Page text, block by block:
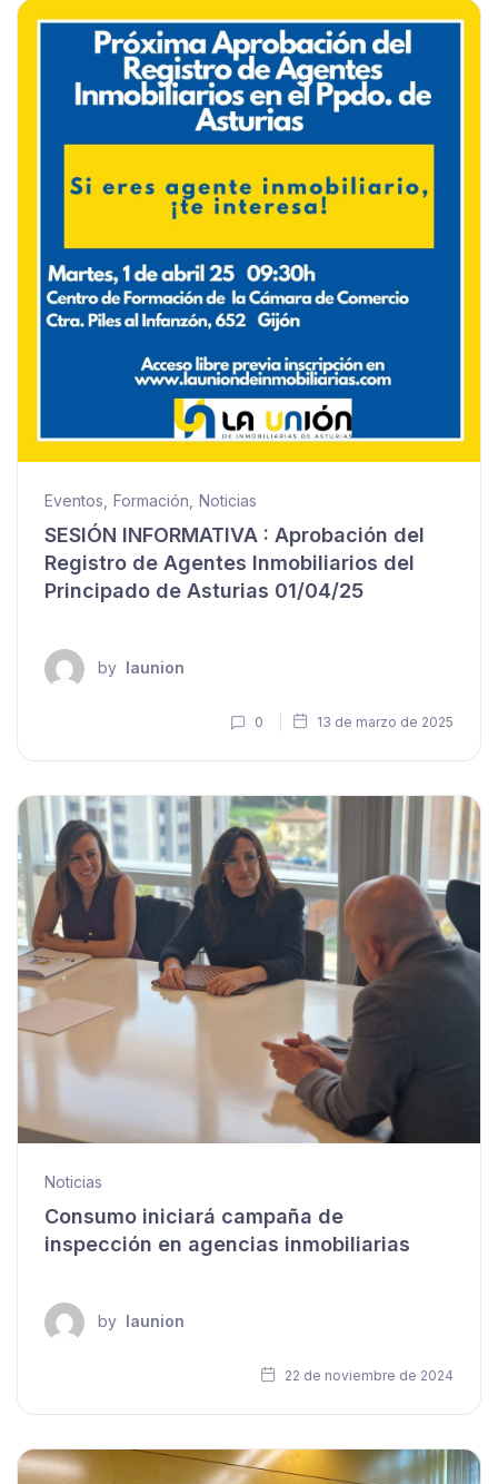
Eventos Formación Noticias
SESIÓN INFORMATIVA : Aprobación del
Registro de Agentes Inmobiliarios del
Principado de Asturias 01/04/25
by launion
0 13 de marzo de 2025
Noticias
Consumo iniciará campaña de
inspección en agencias inmobiliarias
by launion
22 de noviembre de 2024